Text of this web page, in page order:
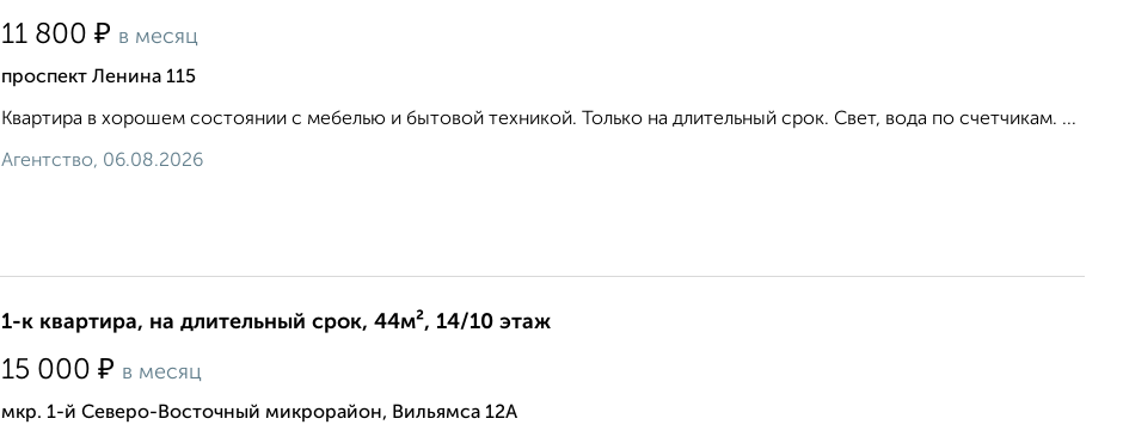
11 800 ₽ в месяц
проспект Ленина 115
Квартира в хорошем состоянии с мебелью и бытовой техникой. Только на длительный срок. Свет, вода по счетчикам. ...
Агентство, 06.08.2026
1-к квартира, на длительный срок, 44м², 14/10 этаж
15 000 ₽ в месяц
мкр. 1-й Северо-Восточный микрорайон, Вильямса 12А